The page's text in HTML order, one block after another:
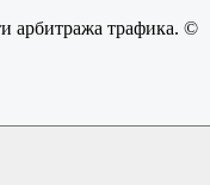
арбитража трафика. ©